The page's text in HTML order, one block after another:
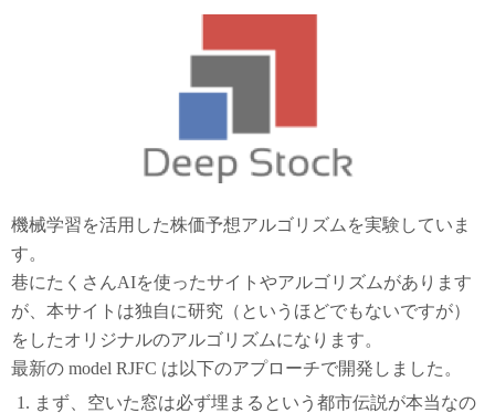
機械学習を活用した株価予想アルゴリズムを実験していま
す。
巷にたくさんAIを使ったサイトやアルゴリズムがあります
が、本サイトは独自に研究（というほどでもないですが）
をしたオリジナルのアルゴリズムになります。
最新の model RJFC は以下のアプローチで開発しました。
まず、空いた窓は必ず埋まるという都市伝説が本当なの